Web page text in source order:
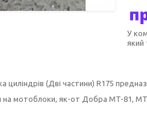
У
який
(Дві частини) R175
мотоблоки, як-от Добра MT-81,